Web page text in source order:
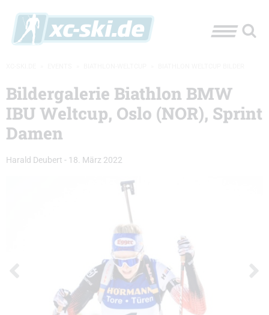
Bildergalerie Biathlon BMW
IBU Weltcup, Oslo (NOR), Sprint
Damen
Harald Deubert - 18. März 2022